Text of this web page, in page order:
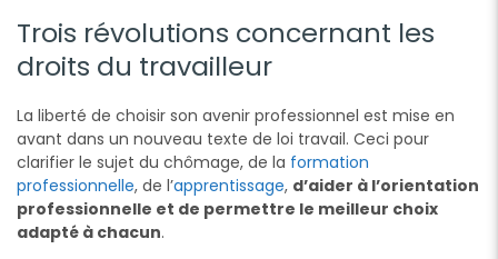
Trois révolutions concernant les
droits du travailleur
La liberté de choisir son avenir professionnel est mise en
avant dans un nouveau texte de loi travail. Ceci pour
clarifier le sujet du chômage, de la formation
professionnelle, de l’apprentissage, d’aider à l’orientation
professionnelle et de permettre le meilleur choix
adapté à chacun.